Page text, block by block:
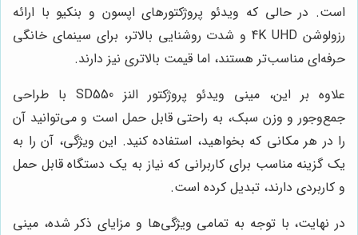
است. در حالی که ویدئو پروژکتورهای اپسون و بنکیو با ارائه
رزولوشن 4K UHD و شدت روشنایی بالاتر، برای سینمای خانگی
حرفه‌ای مناسب‌تر هستند، اما قیمت بالاتری نیز دارند.
علاوه بر این، مینی ویدئو پروژکتور النز SD550 با طراحی
جمع‌وجور و وزن سبک، به راحتی قابل حمل است و می‌توانید آن
را در هر مکانی که بخواهید، استفاده کنید. این ویژگی، آن را به
یک گزینه مناسب برای کاربرانی که نیاز به یک دستگاه قابل حمل
و کاربردی دارند، تبدیل کرده است.
در نهایت، با توجه به تمامی ویژگی‌ها و مزایای ذکر شده، مینی